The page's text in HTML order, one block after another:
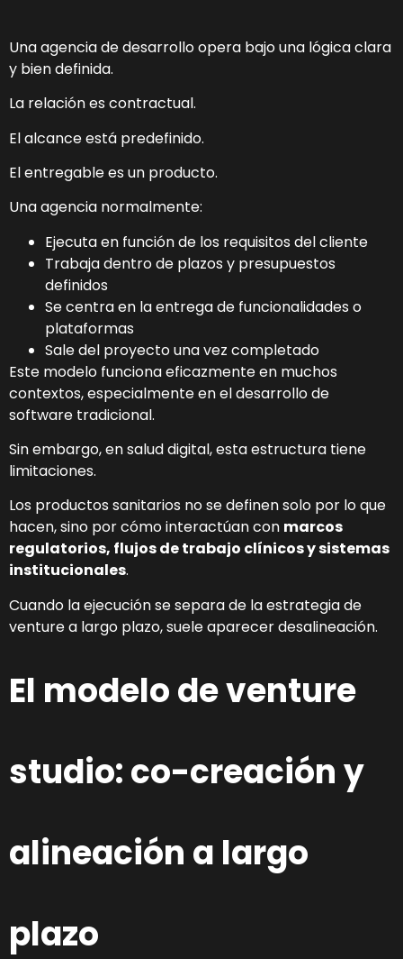
Una agencia de desarrollo opera bajo una lógica clara
y bien definida.
La relación es contractual.
El alcance está predefinido.
El entregable es un producto.
Una agencia normalmente:
Ejecuta en función de los requisitos del cliente
Trabaja dentro de plazos y presupuestos
definidos
Se centra en la entrega de funcionalidades o
plataformas
Sale del proyecto una vez completado
Este modelo funciona eficazmente en muchos
contextos, especialmente en el desarrollo de
software tradicional.
Sin embargo, en salud digital, esta estructura tiene
limitaciones.
Los productos sanitarios no se definen solo por lo que
hacen, sino por cómo interactúan con marcos
regulatorios, flujos de trabajo clínicos y sistemas
institucionales.
Cuando la ejecución se separa de la estrategia de
venture a largo plazo, suele aparecer desalineación.
El modelo de venture
studio: co-creación y
alineación a largo
plazo